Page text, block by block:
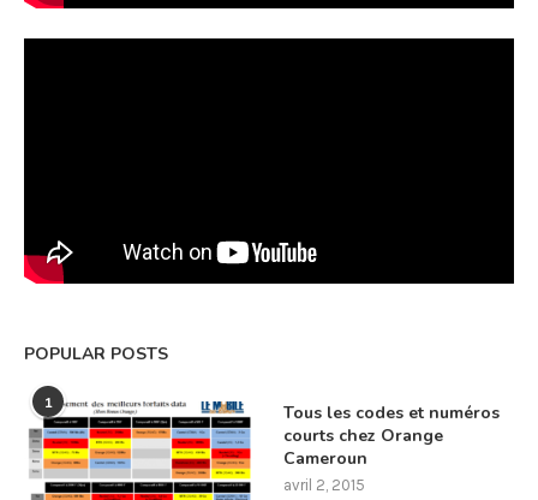
POPULAR POSTS
1
Tous les codes et numéros
courts chez Orange
Cameroun
avril 2, 2015